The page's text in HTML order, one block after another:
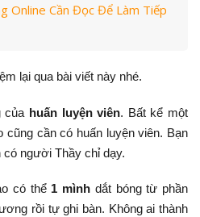
Online Cần Đọc Để Làm Tiếp
lại qua bài viết này nhé.
của huấn luyện viên. Bất kể một
cũng cần có huấn luyện viên. Bạn
có người Thầy chỉ dạy.
có thể 1 mình dắt bóng từ phần
rồi tự ghi bàn. Không ai thành